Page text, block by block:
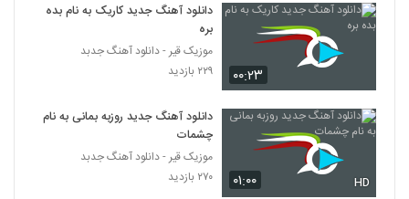
364 متن ترانه
365
دانلود آهنگ امیر عباس گلاب دعوا
۶۴۵ بازدید
دانلود آهنگ مهمونی بهار از مهدی یغمایی
۰۰:۲۳
دانلود آهنگ جدید کاریک به نام بده
بره
موزیک قیر - دانلود آهنگ جدبد
۲۲۹ بازدید
۰۱:۰۰ HD
دانلود آهنگ جدید روزبه بمانی به نام
چشمات
موزیک قیر - دانلود آهنگ جدبد
۲۷۰ بازدید